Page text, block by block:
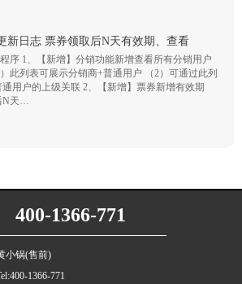
新日志 票券领取后N天有效期、查看
序 1、【新增】分销功能新增查看所有分销用户
此列表可展示分销商+普通用户 （2）可通过此列
用户的上级关联 2、【新增】票券新增有效期
N天…
1366-771
小锅(售前)
1366-771